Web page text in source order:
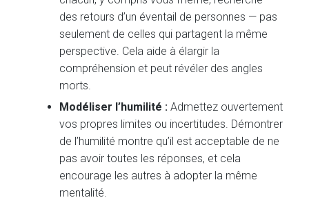
des retours d’un éventail de personnes — pas
seulement de celles qui partagent la même
perspective. Cela aide à élargir la
compréhension et peut révéler des angles
morts.
Modéliser l’humilité : Admettez ouvertement
vos propres limites ou incertitudes. Démontrer
de l’humilité montre qu’il est acceptable de ne
pas avoir toutes les réponses, et cela
encourage les autres à adopter la même
mentalité.